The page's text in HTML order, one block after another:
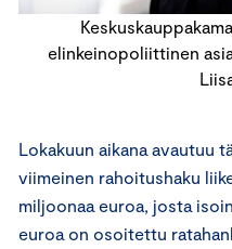
elinkeinopoliittinen
Lokakuun aikana avautuu
viimeinen rahoitushaku
miljoonaa euroa, josta
euroa on osoitettu